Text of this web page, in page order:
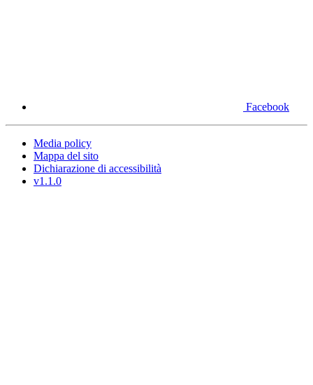
Facebook
Media policy
Mappa del sito
Dichiarazione di accessibilità
v1.1.0